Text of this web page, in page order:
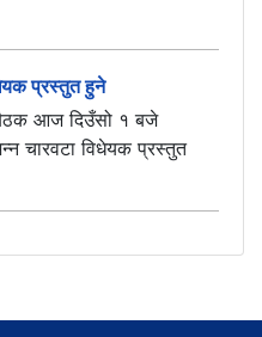
प्रस्तुत हुने
आज दिउँसो १ बजे
चारवटा विधेयक प्रस्तुत